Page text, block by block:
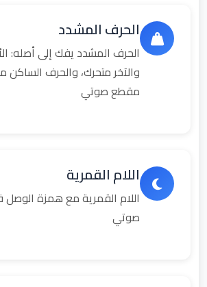
الحرف المشدد
الحرف المشدد يفك إلى أصله:
والآخر متحرك، والحرف الساكن
مقطع صوتي
اللام القمرية
اللام القمرية مع همزة
صوتي